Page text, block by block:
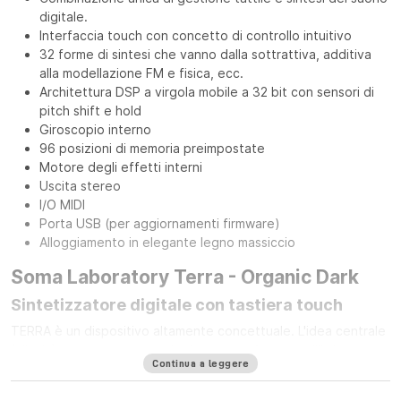
digitale.
Interfaccia touch con concetto di controllo intuitivo
32 forme di sintesi che vanno dalla sottrattiva, additiva
alla modellazione FM e fisica, ecc.
Architettura DSP a virgola mobile a 32 bit con sensori di
pitch shift e hold
Giroscopio interno
96 posizioni di memoria preimpostate
Motore degli effetti interni
Uscita stereo
I/O MIDI
Porta USB (per aggiornamenti firmware)
Alloggiamento in elegante legno massiccio
Soma Laboratory Terra - Organic Dark
Sintetizzatore digitale con tastiera touch
semplicità e versatilità. Dietro l'interfaccia estremamente
Continua a leggere